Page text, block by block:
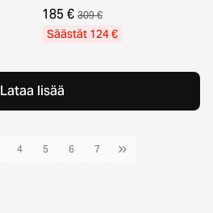
185 € 309 €
Säästät 124 €
Lataa lisää
4 5 6 7